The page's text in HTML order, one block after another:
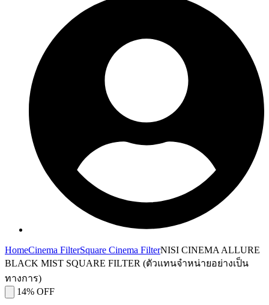
HomeCinema FilterSquare Cinema FilterNISI CINEMA ALLURE
BLACK MIST SQUARE FILTER (ตัวแทนจำหน่ายอย่างเป็น
ทางการ)
14% OFF